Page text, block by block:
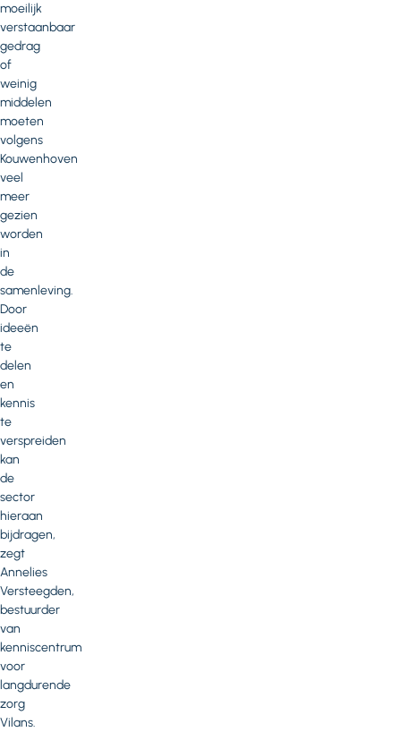
moeilijk
verstaanbaar
gedrag
of
weinig
middelen
moeten
volgens
Kouwenhoven
veel
meer
gezien
worden
in
de
samenleving.
Door
ideeën
te
delen
en
kennis
te
verspreiden
kan
de
sector
hieraan
bijdragen,
zegt
Annelies
Versteegden,
bestuurder
van
kenniscentrum
voor
langdurende
zorg
Vilans.